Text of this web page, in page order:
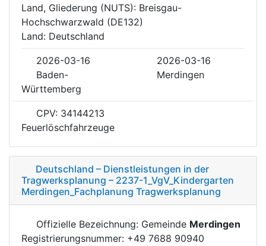
Land, Gliederung (NUTS): Breisgau-
Hochschwarzwald (DE132)
Land: Deutschland
2026-03-16
2026-03-16
Baden-
Württemberg
Merdingen
CPV: 34144213
Feuerlöschfahrzeuge
Deutschland – Dienstleistungen in der
Tragwerksplanung – 2237-1_VgV_Kindergarten
Merdingen_Fachplanung Tragwerksplanung
Offizielle Bezeichnung: Gemeinde Merdingen
Registrierungsnummer: +49 7688 90940